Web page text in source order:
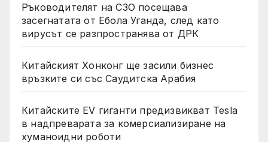
Ръководителят на СЗО посещава
засегнатата от Ебола Уганда, след като
вирусът се разпространява от ДРК
Китайският Хонконг ще засили бизнес
връзките си със Саудитска Арабия
Китайските EV гиганти предизвикват Tesla
в надпреварата за комерсиализиране на
хуманоидни роботи